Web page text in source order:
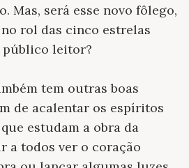
Mas, será esse novo fôlego,
rol das cinco estrelas
leitor?
tem outras boas
de acalentar os espíritos
estudam a obra da
a todos ver o coração